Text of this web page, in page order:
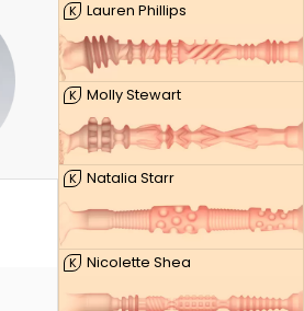
K Lauren Phillips
K Molly Stewart
K Natalia Starr
K Nicolette Shea